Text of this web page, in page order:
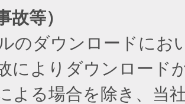
故等）
のダウンロードにお
によりダウンロード
よる場合を除き、当